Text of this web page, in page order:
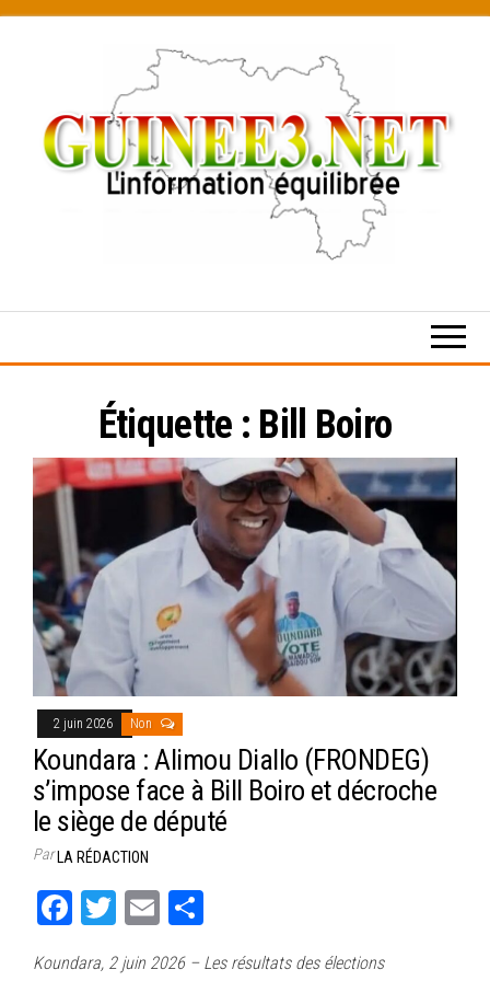
content
Étiquette : Bill Boiro
2 juin 2026 Non
Koundara : Alimou Diallo (FRONDEG)
s’impose face à Bill Boiro et décroche
le siège de député
ParLA RÉDACTION
Fa
T
E
Koundara, 2 juin 2026 – Les résultats des élections